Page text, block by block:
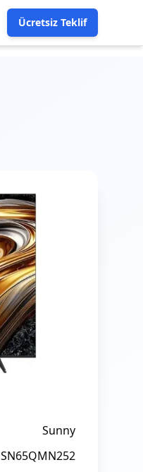
Ücretsiz Teklif
Sunny
SN65QMN252